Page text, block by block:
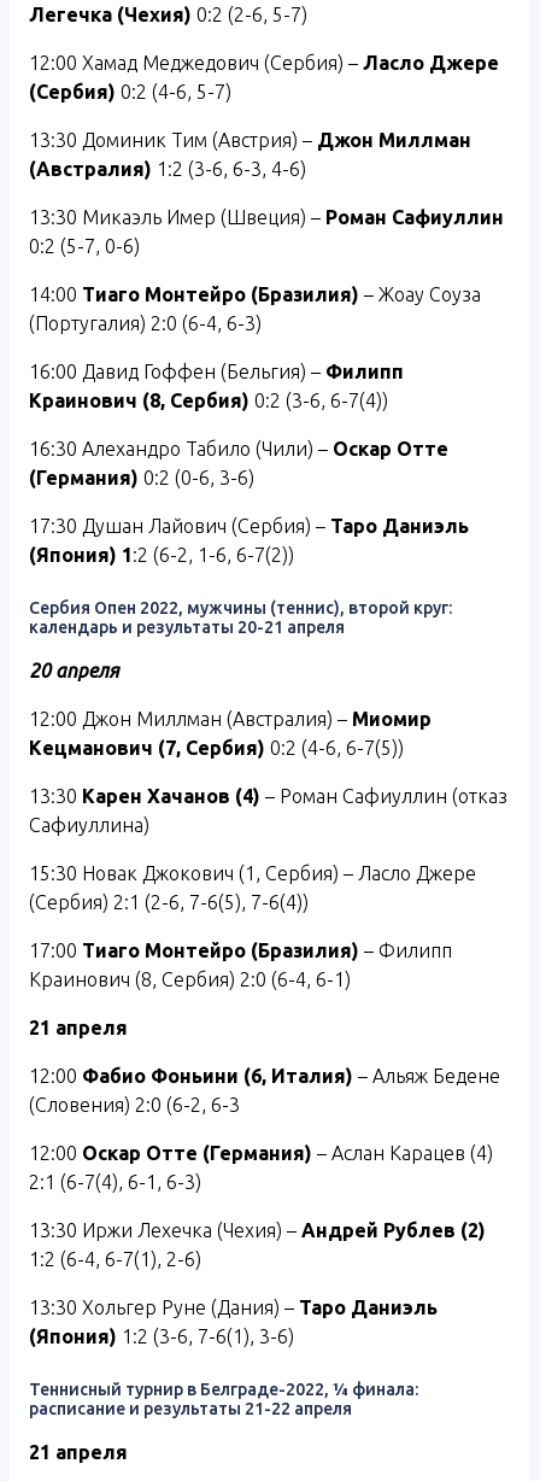
Легечка (Чехия) 0:2 (2-6, 5-7)
12:00 Хамад Меджедович (Сербия) – Ласло Джере
(Сербия) 0:2 (4-6, 5-7)
13:30 Доминик Тим (Австрия) – Джон Миллман
(Австралия) 1:2 (3-6, 6-3, 4-6)
13:30 Микаэль Имер (Швеция) – Роман Сафиуллин
0:2 (5-7, 0-6)
14:00 Тиаго Монтейро (Бразилия) – Жоау Соуза
(Португалия) 2:0 (6-4, 6-3)
16:00 Давид Гоффен (Бельгия) – Филипп
Краинович (8, Сербия) 0:2 (3-6, 6-7(4))
16:30 Алехандро Табило (Чили) – Оскар Отте
(Германия) 0:2 (0-6, 3-6)
17:30 Душан Лайович (Сербия) – Таро Даниэль
(Япония) 1 :2 (6-2, 1-6, 6-7(2))
Сербия Опен 2022, мужчины (теннис), второй круг:
календарь и результаты 20-21 апреля
20 апреля
12:00 Джон Миллман (Австралия) – Миомир
Кецманович (7, Сербия) 0:2 (4-6, 6-7(5))
13:30 Карен Хачанов (4) – Роман Сафиуллин (отказ
Сафиуллина)
15:30 Новак Джокович (1, Сербия) – Ласло Джере
(Сербия) 2:1 (2-6, 7-6(5), 7-6(4))
17:00 Тиаго Монтейро (Бразилия) – Филипп
Краинович (8, Сербия) 2:0 (6-4, 6-1)
21 апреля
12:00 Фабио Фоньини (6, Италия) – Альяж Бедене
(Словения) 2:0 (6-2, 6-3
12:00 Оскар Отте (Германия) – Аслан Карацев (4)
2:1 (6-7(4), 6-1, 6-3)
13:30 Иржи Лехечка (Чехия) – Андрей Рублев (2)
1:2 (6-4, 6-7(1), 2-6)
13:30 Хольгер Руне (Дания) – Таро Даниэль
(Япония) 1:2 (3-6, 7-6(1), 3-6)
Теннисный турнир в Белграде-2022, ¼ финала:
расписание и результаты 21-22 апреля
21 апреля